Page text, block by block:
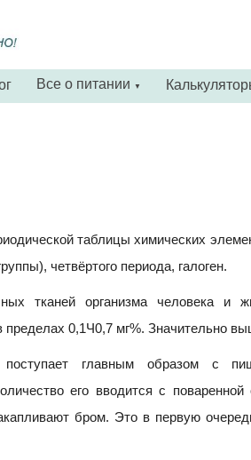
Все о питании ▼
таблицы химических
четвёртого периода, галоген.
тканей организма человека и
0,1Ч0,7 мг%. Значительно
главным образом с
его вводится с
бром. Это в первую